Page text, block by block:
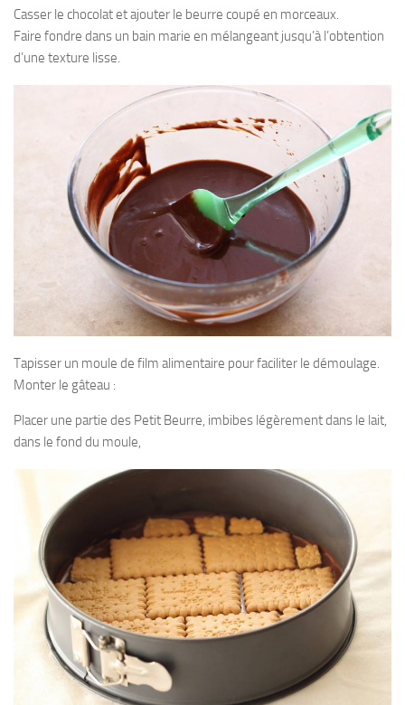
Casser le chocolat et ajouter le beurre coupé en morceaux.
Faire fondre dans un bain marie en mélangeant jusqu’à l’obtention
d’une texture lisse.
Tapisser un moule de film alimentaire pour faciliter le démoulage.
Monter le gâteau :
Placer une partie des Petit Beurre, imbibes légèrement dans le lait,
dans le fond du moule,